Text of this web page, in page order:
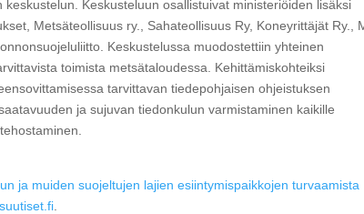
Keskusteluun osallistuivat ministeriöiden lisäksi
Metsäteollisuus ry., Sahateollisuus Ry, Koneyrittäjät Ry.,
Keskustelussa muodostettiin yhteinen
toimista metsätaloudessa. Kehittämiskohteiksi
tarvittavan tiedepohjaisen ohjeistuksen
ja sujuvan tiedonkulun varmistaminen kaikille
ja muiden suojeltujen lajien esiintymispaikkojen turvaamista